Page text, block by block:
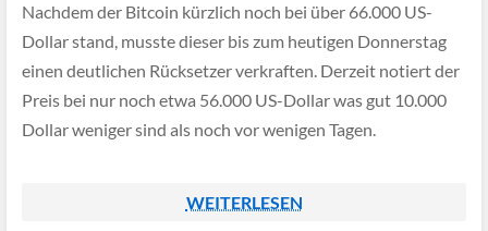
Nachdem der Bitcoin kürzlich noch bei über 66.000 US-
Dollar stand, musste dieser bis zum heutigen Donnerstag
einen deutlichen Rücksetzer verkraften. Derzeit notiert der
Preis bei nur noch etwa 56.000 US-Dollar was gut 10.000
Dollar weniger sind als noch vor wenigen Tagen.
WEITERLESEN